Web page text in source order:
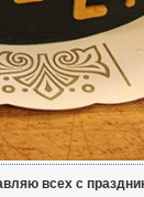
всех с